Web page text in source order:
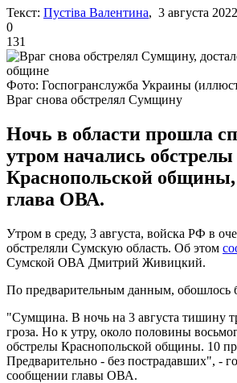
Текст: Пустіва Валентина, 3 августа
0
131
Фото: Госпогранслужба Украины
Враг снова обстрелял Сумщину
Ночь в области прошла
утром начались обстрелы
Краснопольской общины,
глава ОВА.
Утром в среду, 3 августа, войска РФ в
обстреляли Сумскую область. Об этом
Сумской ОВА Дмитрий Живицкий.
По предварительным данным, обошлось
"Сумщина. В ночь на 3 августа тишину
гроза. Но к утру, около половины
обстрелы Краснопольской общины. 10
Предварительно - без пострадавших", -
сообщении главы ОВА.